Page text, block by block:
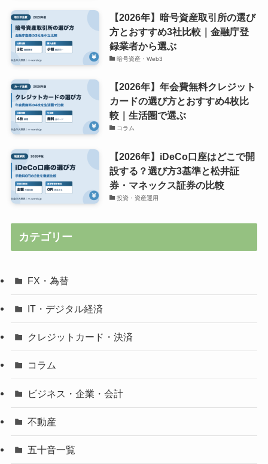
【2026年】暗号資産取引所の選び
方とおすすめ3社比較｜金融庁登
録業者から選ぶ
暗号資産・Web3
【2026年】年会費無料クレジット
カードの選び方とおすすめ4枚比
較｜生活圏で選ぶ
コラム
【2026年】iDeCo口座はどこで開
設する？選び方3基準と松井証
券・マネックス証券の比較
投資・資産運用
カテゴリー
FX・為替
IT・デジタル経済
クレジットカード・決済
コラム
ビジネス・企業・会計
不動産
五十音一覧